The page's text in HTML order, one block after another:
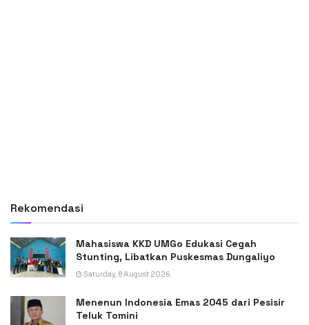
Rekomendasi
Mahasiswa KKD UMGo Edukasi Cegah
Stunting, Libatkan Puskesmas Dungaliyo
Saturday, 8 August 2026
Menenun Indonesia Emas 2045 dari Pesisir
Teluk Tomini